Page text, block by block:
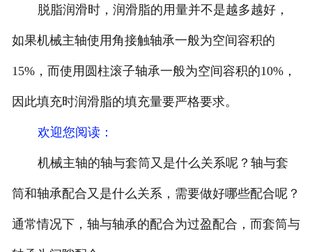
脱脂润滑时，润滑脂的用量并不是越多越好，
如果机械主轴使用角接触轴承一般为空间容积的
15%，而使用圆柱滚子轴承一般为空间容积的10%，
因此填充时润滑脂的填充量要严格要求。
欢迎您阅读 ：
机械主轴的轴与套筒又是什么关系呢？轴与套
筒和轴承配合又是什么关系，需要做好哪些配合呢？
通常情况下，轴与轴承的配合为过盈配合，而套筒与